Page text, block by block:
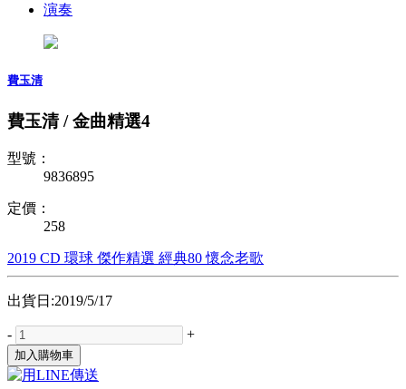
演奏
費玉清
費玉清 / 金曲精選4
型號：
9836895
定價：
258
2019 CD 環球 傑作精選 經典80 懷念老歌
出貨日:2019/5/17
- +
加入購物車